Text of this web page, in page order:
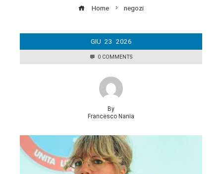
Home negozi
GIU 23 2026
0 COMMENTS
By
Francesco Nania